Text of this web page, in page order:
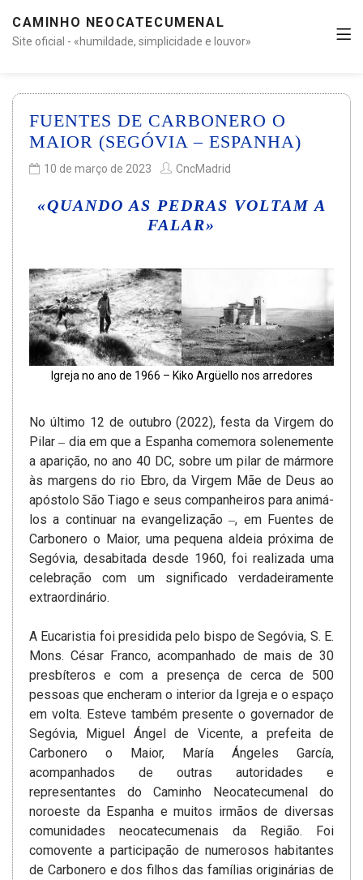
CAMINHO NEOCATECUMENAL
Site oficial - «humildade, simplicidade e louvor»
FUENTES DE CARBONERO O
MAIOR (SEGÓVIA – ESPANHA)
10 de março de 2023 CncMadrid
«QUANDO AS PEDRAS VOLTAM A
FALAR»
Igreja no ano de 1966 – Kiko Argüello nos arredores
No último 12 de outubro (2022), festa da Virgem do
Pilar ‒ dia em que a Espanha comemora solenemente
a aparição, no ano 40 DC, sobre um pilar de mármore
às margens do rio Ebro, da Virgem Mãe de Deus ao
apóstolo São Tiago e seus companheiros para animá-
los a continuar na evangelização ‒, em Fuentes de
Carbonero o Maior, uma pequena aldeia próxima de
Segóvia, desabitada desde 1960, foi realizada uma
celebração com um significado verdadeiramente
extraordinário.
A Eucaristia foi presidida pelo bispo de Segóvia, S. E.
Mons. César Franco, acompanhado de mais de 30
presbíteros e com a presença de cerca de 500
pessoas que encheram o interior da Igreja e o espaço
em volta. Esteve também presente o governador de
Segóvia, Miguel Ángel de Vicente, a prefeita de
Carbonero o Maior, María Ángeles García,
acompanhados de outras autoridades e
representantes do Caminho Neocatecumenal do
noroeste da Espanha e muitos irmãos de diversas
comunidades neocatecumenais da Região. Foi
comovente a participação de numerosos habitantes
de Carbonero e dos filhos das famílias originárias de